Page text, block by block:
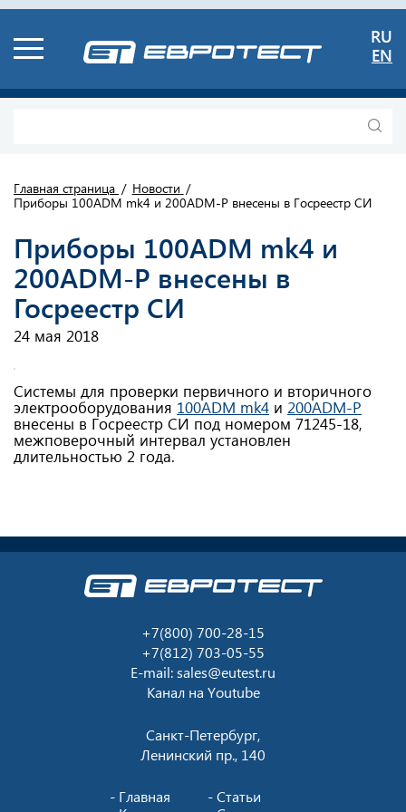
RU
EN
Главная страница
Новости
Приборы 100ADM mk4 и 200ADM-P внесены в Госреестр СИ
Приборы 100ADM mk4 и
200ADM-P внесены в
Госреестр СИ
24 мая 2018
Системы для проверки первичного и вторичного
электрооборудования 100ADM mk4 и 200ADM-P
внесены в Госреестр СИ под номером 71245-18,
межповерочный интервал установлен
длительностью 2 года.
+7(800) 700-28-15
+7(812) 703-05-55
E-mail:sales@eutest.ru
Канал на Youtube
Санкт-Петербург,
Ленинский пр., 140
Главная
Статьи